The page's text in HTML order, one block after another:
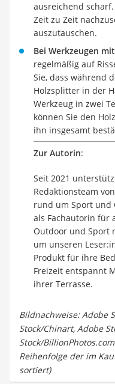
ausreichend
Zeit zu Zeit
auszutauschen.
Bei Werkzeugen
regelmäßig auf
Sie, dass während
Holzsplitter in der
Werkzeug in zwei
können Sie den
ihn insgesamt
Zur Autorin:
Seit 2021
Redaktionsteam
rund um Sport und
als Fachautorin für
Outdoor und Sport
um unseren
Produkt für ihre
Freizeit entspannt
ihrer Terrasse.
Bildnachweise: Adobe
Stock/Chinart, Adobe
Stock/
Reihenfolge der im
sortiert)